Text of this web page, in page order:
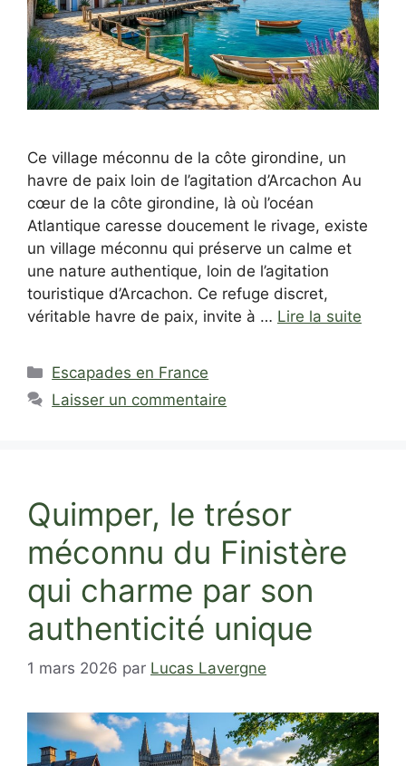
Ce village méconnu de la côte girondine, un
havre de paix loin de l’agitation d’Arcachon Au
cœur de la côte girondine, là où l’océan
Atlantique caresse doucement le rivage, existe
un village méconnu qui préserve un calme et
une nature authentique, loin de l’agitation
touristique d’Arcachon. Ce refuge discret,
véritable havre de paix, invite à … Lire la suite
Catégories
Escapades en France
Laisser un commentaire
Quimper, le trésor
méconnu du Finistère
qui charme par son
authenticité unique
1 mars 2026 par Lucas Lavergne